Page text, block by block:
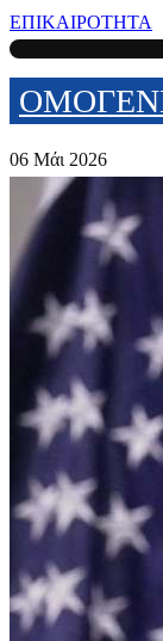
ΕΠΙΚΑΙΡΟΤΗΤΑ
06 Μάι 2026